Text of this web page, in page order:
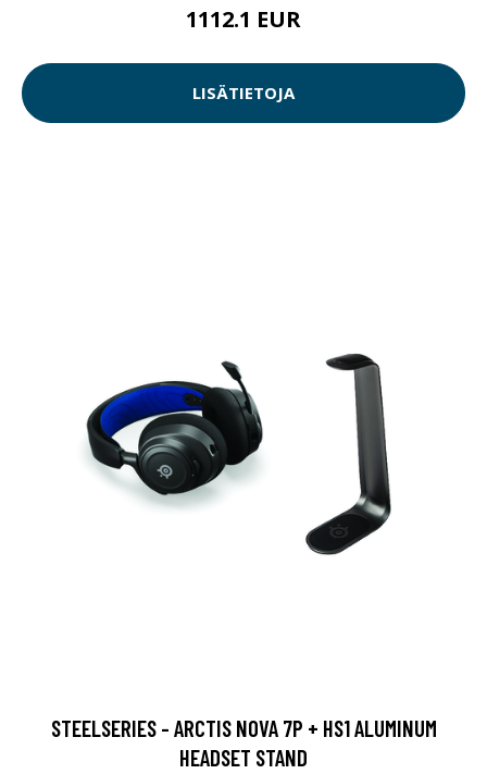
1112.1 EUR
LISÄTIETOJA
STEELSERIES - ARCTIS NOVA 7P + HS1 ALUMINUM
HEADSET STAND